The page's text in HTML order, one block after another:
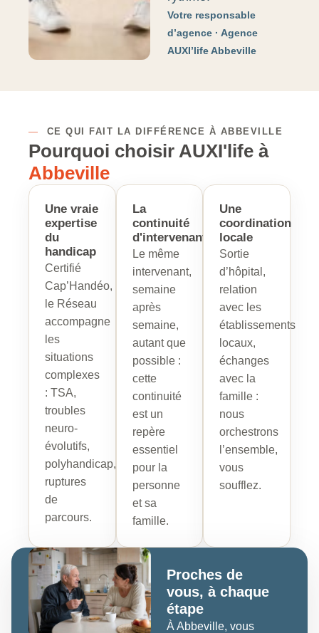
Votre responsable
d’agence · Agence
AUXI’life Abbeville
— CE QUI FAIT LA DIFFÉRENCE À ABBEVILLE
Pourquoi choisir AUXI'life à
Abbeville
Une vraie
expertise
du
handicap
Certifié
Cap’Handéo,
le Réseau
accompagne
les
situations
complexes
: TSA,
troubles
neuro-
évolutifs,
polyhandicap,
ruptures
de
parcours.
La
continuité
d'intervenant
Le même
intervenant,
semaine
après
semaine,
autant que
possible :
cette
continuité
est un
repère
essentiel
pour la
personne
et sa
famille.
Une
coordination
locale
Sortie
d’hôpital,
relation
avec les
établissements
locaux,
échanges
avec la
famille :
nous
orchestrons
l’ensemble,
vous
soufflez.
Proches de
vous, à chaque
étape
À Abbeville, vous